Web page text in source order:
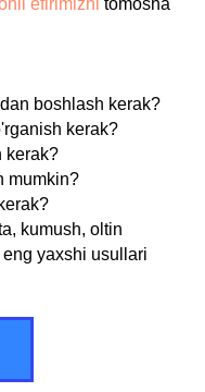
efirimizni tomosha
boshlash kerak?
kerak?
kerak?
mumkin?
kumush, oltin
yaxshi usullari